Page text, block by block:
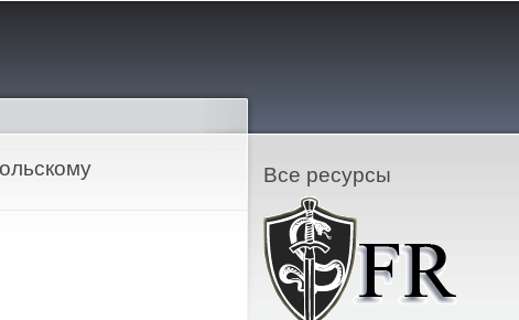
Все ресурсы